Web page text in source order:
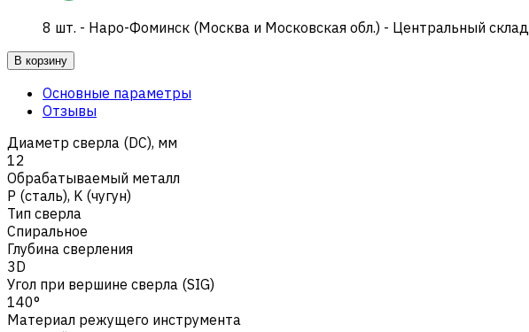
8 шт. - Наро-Фоминск (Москва и Московская обл.) - Центральный склад
В корзину
Основные параметры
Отзывы
Диаметр сверла (DC), мм
12
Обрабатываемый металл
Р (сталь), K (чугун)
Тип сверла
Спиральное
Глубина сверления
3D
Угол при вершине сверла (SIG)
140°
Материал режущего инструмента